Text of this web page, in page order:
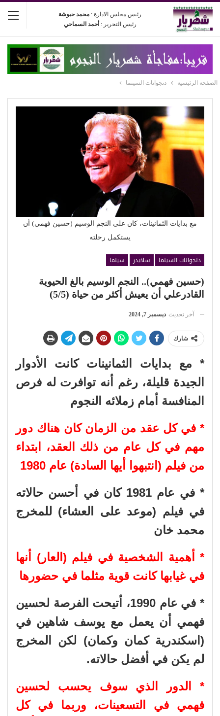
رئيس مجلس الادارة : محمد حبوشة
رئيس التحرير : أحمد السماحي
الصفحة الرئيسية دنجوانات السينما
مع بدايات الثمانينات، كان على النجم الوسيم (حسين فهمي) أن
يستكمل رحلته
دنجوانات السينما سلايدر
سينما
(حسين فهمي).. النجم الوسيم بالغ الحيوية
القادرعلي أن يعيش أكثر من حياة (5/5)
آخر تحديث ديسمبر 7, 2024
شارك
* مع بدايات الثمانينات كانت الأدوار
الجيدة قليلة، رغم أنه توافرت له فرص
المنافسة أمام زملائه النجوم
* في كل عقد من الزمان كان هناك دور
مهم في كل عام من ذلك العقد، ابتداء
من فيلم (انتبهوا أيها السادة) عام 1980
* في عام 1981 كان في أحسن حالاته
في فيلم (موعد على العشاء) للمخرج
محمد خان
* أهمية الشخصية في فيلم (العار) أنها
في غيابها كانت قوية مثلما في حضورها
* في عام 1990، أتيحت الفرصة لحسين
فهمي أن يعمل مع يوسف شاهين في
(اسكندرية كمان وكمان) لكن المخرج
لم يكن في أفضل حالاته.
* الدور الذي سوف يحسب لحسين
فهمي في التسعينات، وربما في كل